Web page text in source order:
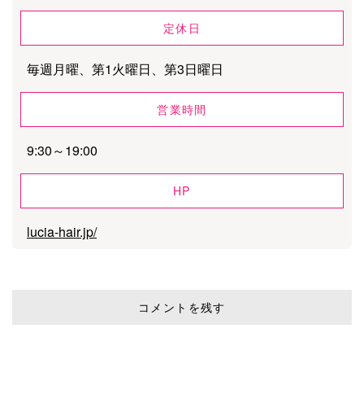
定休日
毎週月曜、第1火曜日、第3日曜日
営業時間
9:30～19:00
HP
lucia-hair.jp/
コメントを残す